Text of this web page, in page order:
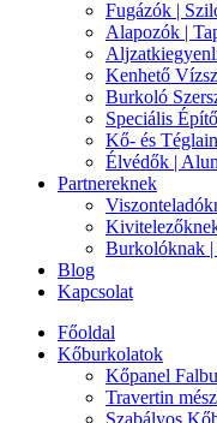
Fugázók |
Alapozók |
Kenhető
Burkoló
Speciális
Kő- és
Élvédők |
Partnereknek
Burkolóknak
Blog
Kapcsolat
Főoldal
Kőburkolatok
Kőpanel
Travertin
Szabályos